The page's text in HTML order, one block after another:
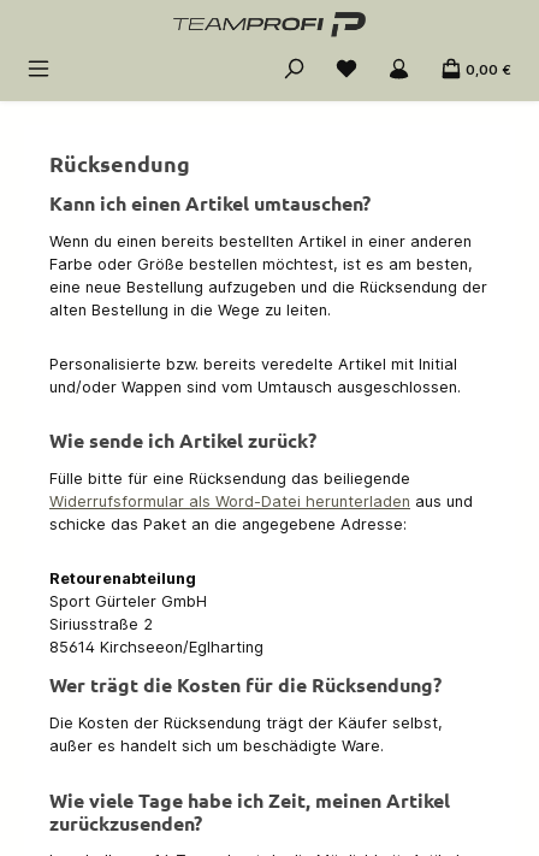
Zum Hauptinhalt springen
0,00 €
Rücksendung
Kann ich einen Artikel umtauschen?
Wenn du einen bereits bestellten Artikel in einer anderen
Farbe oder Größe bestellen möchtest, ist es am besten,
eine neue Bestellung aufzugeben und die Rücksendung der
alten Bestellung in die Wege zu leiten.
Personalisierte bzw. bereits veredelte Artikel mit Initial
und/oder Wappen sind vom Umtausch ausgeschlossen.
Wie sende ich Artikel zurück?
Fülle bitte für eine Rücksendung das beiliegende
Widerrufsformular als Word-Datei herunterladen aus und
schicke das Paket an die angegebene Adresse:
Retourenabteilung
Sport Gürteler GmbH
Siriusstraße 2
85614 Kirchseeon/Eglharting
Wer trägt die Kosten für die Rücksendung?
Die Kosten der Rücksendung trägt der Käufer selbst,
außer es handelt sich um beschädigte Ware.
Wie viele Tage habe ich Zeit, meinen Artikel
zurückzusenden?